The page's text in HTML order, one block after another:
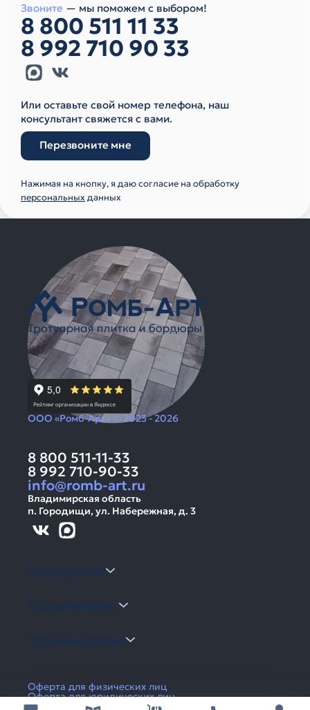
Звоните — мы поможем с выбором!
8 800 511 11 33
8 992 710 90 33
Или оставьте свой номер телефона, наш
консультант свяжется с вами.
Перезвоните мне
Нажимая на кнопку, я даю согласие на обработку
персональныхданных
ООО «Ромб-Арт» © 2023 - 2026
8 800 511-11-33
8 992 710-90-33
info@romb-art.ru
Владимирская область
п. Городищи, ул. Набережная, д. 3
Продукция
Покупателям
Производство
Оферта для физических лиц
Оферта для юридических лиц
Политика конфиденциальности